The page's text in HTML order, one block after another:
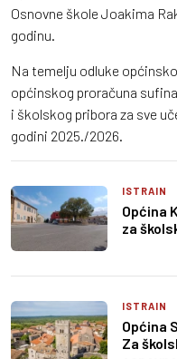
Osnovne škole Joakima
godinu.
Na temelju odluke
općinskog proračuna
i školskog pribora za sve
godini 2025./2026.
ISTRAIN
Općina
za
ISTRAIN
Općina
Za